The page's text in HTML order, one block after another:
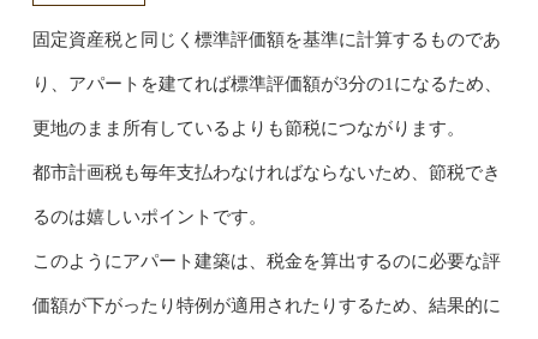
固定資産税と同じく標準評価額を基準に計算するものであ
り、アパートを建てれば標準評価額が3分の1になるため、
更地のまま所有しているよりも節税につながります。
都市計画税も毎年支払わなければならないため、節税でき
るのは嬉しいポイントです。
このようにアパート建築は、税金を算出するのに必要な評
価額が下がったり特例が適用されたりするため、結果的に